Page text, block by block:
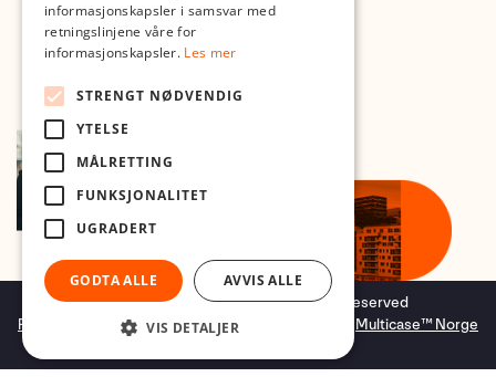
Copyright © 2026 Foto.no - All rights reserved
Forretningssystemog nettbutikkløsning
Multicase™ Norge
informasjonskapsler i samsvar med
retningslinjene våre for
informasjonskapsler. Les mer
STRENGT NØDVENDIG
YTELSE
MÅLRETTING
FUNKSJONALITET
UGRADERT
GODTA ALLE AVVIS ALLE
VIS DETALJER